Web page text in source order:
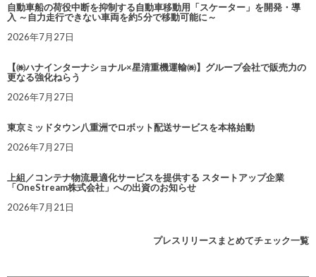
自動車船の荷役中断を抑制する自動車移動用「スケーター」を開発・導
入 ～自力走行できない車両を約5分で移動可能に～
2026年7月27日
【㈱ハナインターナショナル×星清重機運輸㈱】グループ会社で販売力の
更なる強化ねらう
2026年7月27日
東京ミッドタウン八重洲でロボット配送サービスを本格始動
2026年7月27日
上組／コンテナ物流最適化サービスを提供する スタートアップ企業
「OneStream株式会社」への出資のお知らせ
2026年7月21日
プレスリリースまとめてチェック一覧